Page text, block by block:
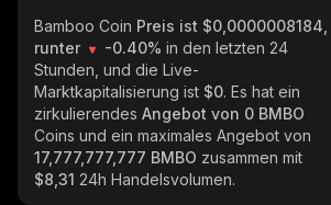
Bamboo Coin Preis ist $0,0000008184,
runter
-0.40% in den letzten 24
Stunden, und die Live-
Marktkapitalisierung ist $0. Es hat ein
zirkulierendes Angebot von 0 BMBO
Coins und ein maximales Angebot von
17,777,777,777 BMBO zusammen mit
$8,31 24h Handelsvolumen.